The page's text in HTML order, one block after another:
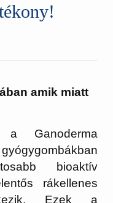
amik miatt
a Ganoderma
bioaktív
rákellenes
Ezek a